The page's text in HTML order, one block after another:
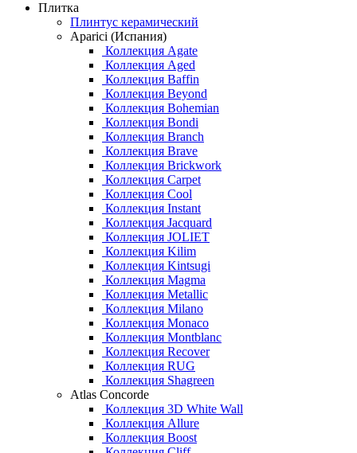
Плитка
Плинтус керамический
Aparici (Испания)
Коллекция Agate
Коллекция Aged
Коллекция Baffin
Коллекция Beyond
Коллекция Bohemian
Коллекция Bondi
Коллекция Branch
Коллекция Brave
Коллекция Brickwork
Коллекция Carpet
Коллекция Cool
Коллекция Instant
Коллекция Jacquard
Коллекция JOLIET
Коллекция Kilim
Коллекция Kintsugi
Коллекция Magma
Коллекция Metallic
Коллекция Milano
Коллекция Monaco
Коллекция Montblanc
Коллекция Recover
Коллекция RUG
Коллекция Shagreen
Atlas Concorde
Коллекция 3D White Wall
Коллекция Allure
Коллекция Boost